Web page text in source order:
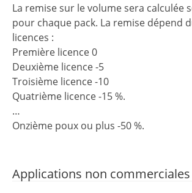
La remise sur le volume sera calculée
pour chaque pack. La remise dépend
licences :
Première licence 0
Deuxième licence -5
Troisième licence -10
Quatrième licence -15 %.
…
Onzième poux ou plus -50 %.
Applications non commerciales